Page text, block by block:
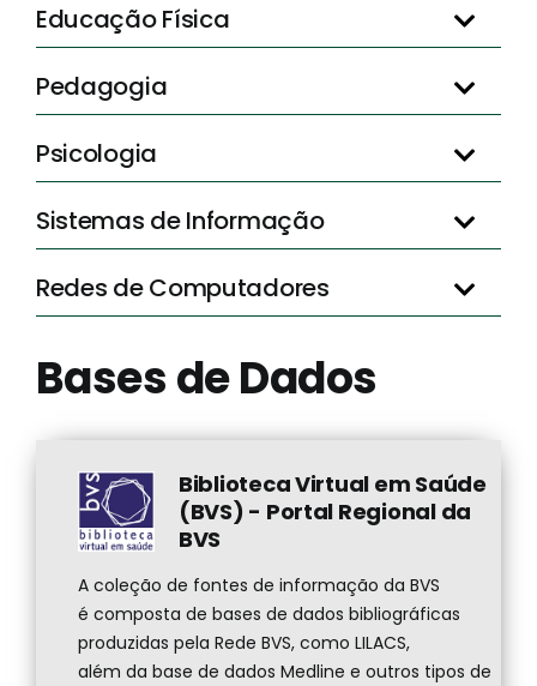
Educação Física
Pedagogia
Psicologia
Sistemas de Informação
Redes de Computadores
Bases de Dados
Biblioteca Virtual em Saúde
(BVS) - Portal Regional da
BVS
A coleção de fontes de informação da BVS
é composta de bases de dados bibliográficas
produzidas pela Rede BVS, como LILACS,
além da base de dados Medline e outros tipos de